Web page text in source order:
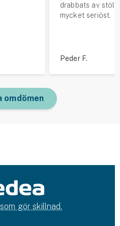
drabbats av
mycket seriöst.
Peder F.
omdömen
gör skillnad.